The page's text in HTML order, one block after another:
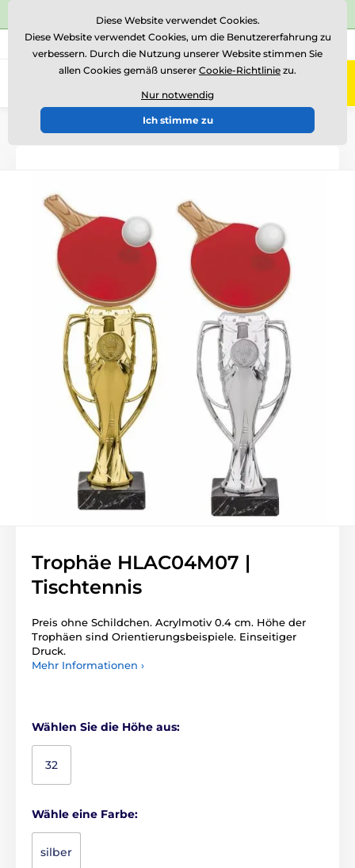
⭐Siehe 504 verifizierte Bewertungen auf
Rufen Sie uns an (Mo-Fr 15-18) +43 676 361 37 22
0
Einführung Acryltrophäen
Trophäe HLAC04M07 |
Tischtennis
Preis ohne Schildchen. Acrylmotiv 0.4 cm. Höhe der
Trophäen sind Orientierungsbeispiele. Einseitiger
Druck.
Mehr Informationen ›
Wählen Sie die Höhe aus:
32
Wähle eine Farbe:
silber
Diese Website verwendet Cookies.
Diese Website verwendet Cookies, um die Benutzererfahrung zu
verbessern. Durch die Nutzung unserer Website stimmen Sie
allen Cookies gemäß unserer Cookie-Richtlinie zu.
Nur notwendig
Ich stimme zu